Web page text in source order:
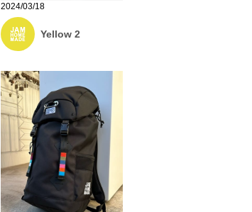
2024/03/18
Yellow 2